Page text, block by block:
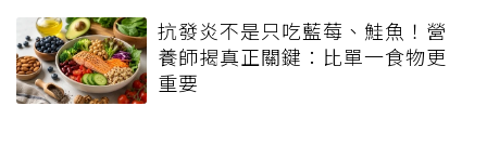
抗發炎不是只吃藍莓、鮭魚！營
養師揭真正關鍵：比單一食物更
重要